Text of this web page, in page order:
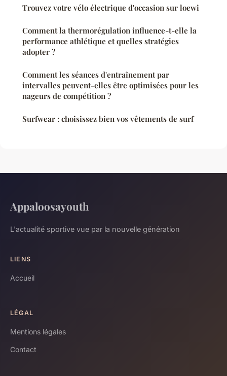
Trouvez votre vélo électrique d'occasion sur loewi
Comment la thermorégulation influence-t-elle la
performance athlétique et quelles stratégies
adopter ?
Comment les séances d'entraînement par
intervalles peuvent-elles être optimisées pour les
nageurs de compétition ?
Surfwear : choisissez bien vos vêtements de surf
Appaloosayouth
L'actualité sportive vue par la nouvelle génération
LIENS
Accueil
LÉGAL
Mentions légales
Contact